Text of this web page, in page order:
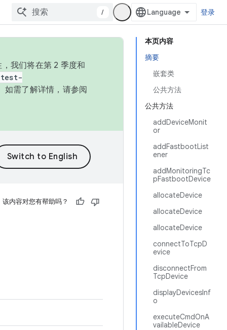
/ 登录
本页内容
摘要
嵌套类
公共方法
公共方法
addDeviceMonit
or
addFastbootList
ener
addMonitoringTc
pFastbootDevice
allocateDevice
allocateDevice
allocateDevice
connectToTcpD
evice
disconnectFrom
TcpDevice
displayDevicesInf
o
executeCmdOnA
vailableDevice
我们将在第 2 季度和
如需了解详情，请参阅
该内容对您有帮助吗？